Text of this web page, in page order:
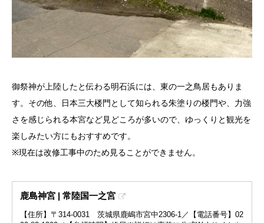
御祭神が上陸したと伝わる明石浜には、東の一之鳥居もありま
す。その他、日本三大楼門として知られる朱塗りの楼門や、力強
さを感じられる本宮など見どころが多いので、ゆっくりと観光を
楽しみたい方にもおすすめです。
※現在は改修工事中のため見ることができません。
鹿島神宮 | 常陸国一之宮
【住所】〒314-0031 茨城県鹿嶋市宮中2306-1／【電話番号】02